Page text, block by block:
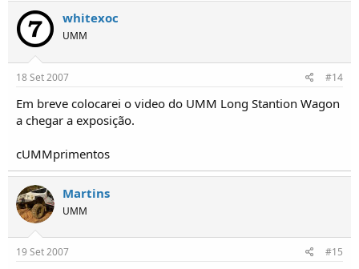
whitexoc
UMM
18 Set 2007 #14
Em breve colocarei o video do UMM Long Stantion Wagon
a chegar a exposição.
cUMMprimentos
Martins
UMM
19 Set 2007 #15